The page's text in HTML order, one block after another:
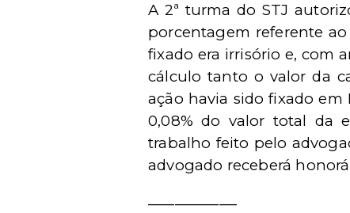
A 2ª turma do STJ
porcentagem referente
fixado era irrisório e, com
cálculo tanto o valor da
ação havia sido fixado em
0,08% do valor total da
trabalho feito pelo
advogado receberá